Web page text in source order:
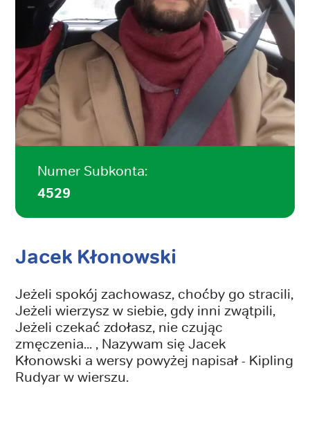
Numer Subkonta:
4529
Jacek Kłonowski
Jeżeli spokój zachowasz, choćby go stracili,
Jeżeli wierzysz w siebie, gdy inni zwątpili,
Jeżeli czekać zdołasz, nie czując
zmęczenia... , Nazywam się Jacek
Kłonowski a wersy powyżej napisał - Kipling
Rudyar w wierszu.